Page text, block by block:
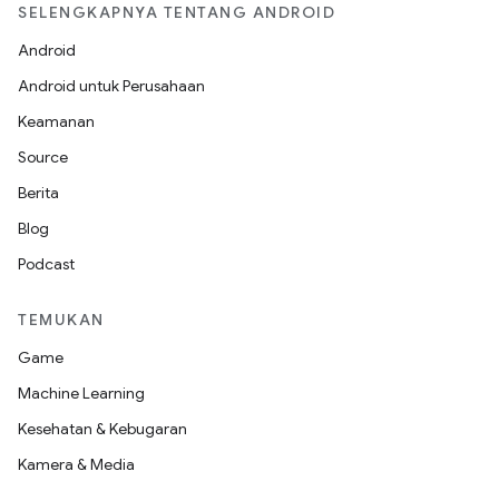
SELENGKAPNYA TENTANG ANDROID
Android
Android untuk Perusahaan
Keamanan
Source
Berita
Blog
Podcast
TEMUKAN
Game
Machine Learning
Kesehatan & Kebugaran
Kamera & Media